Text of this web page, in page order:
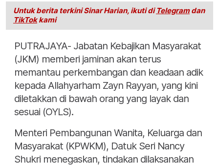
Untuk berita terkini Sinar Harian, ikuti di Telegramdan
TikTokkami
PUTRAJAYA- Jabatan Kebajikan Masyarakat
(JKM) memberi jaminan akan terus
memantau perkembangan dan keadaan adik
kepada Allahyarham Zayn Rayyan, yang kini
diletakkan di bawah orang yang layak dan
sesuai (OYLS).
Menteri Pembangunan Wanita, Keluarga dan
Masyarakat (KPWKM), Datuk Seri Nancy
Shukri menegaskan, tindakan dilaksanakan